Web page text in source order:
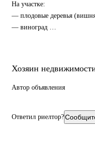
На участке:
— плодовые деревья
— виноград
Дом:
— 2 комнаты
Хозяин
Автор объявления
Ответил риелтор?